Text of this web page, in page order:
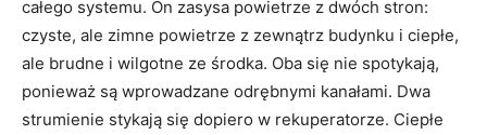
całego systemu. On zasysa powietrze z dwóch stron:
czyste, ale zimne powietrze z zewnątrz budynku i ciepłe,
ale brudne i wilgotne ze środka. Oba się nie spotykają,
ponieważ są wprowadzane odrębnymi kanałami. Dwa
strumienie stykają się dopiero w rekuperatorze. Ciepłe